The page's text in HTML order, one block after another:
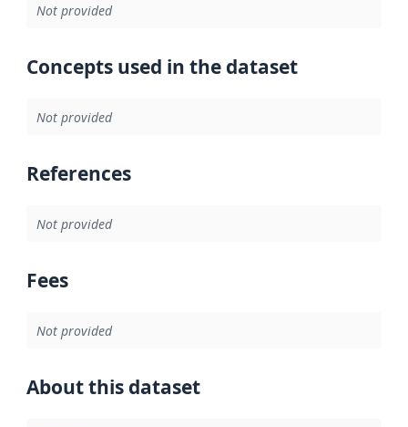
Not provided
Concepts used in the dataset
Not provided
References
Not provided
Fees
Not provided
About this dataset